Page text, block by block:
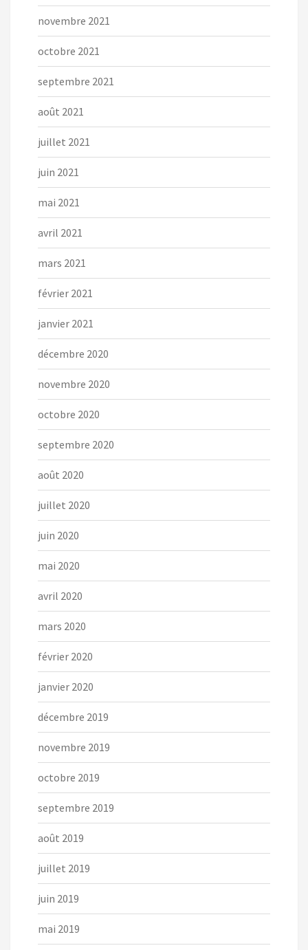
novembre 2021
octobre 2021
septembre 2021
août 2021
juillet 2021
juin 2021
mai 2021
avril 2021
mars 2021
février 2021
janvier 2021
décembre 2020
novembre 2020
octobre 2020
septembre 2020
août 2020
juillet 2020
juin 2020
mai 2020
avril 2020
mars 2020
février 2020
janvier 2020
décembre 2019
novembre 2019
octobre 2019
septembre 2019
août 2019
juillet 2019
juin 2019
mai 2019